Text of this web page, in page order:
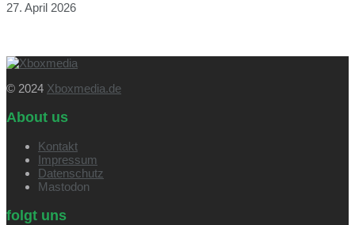
27. April 2026
© 2024 Xboxmedia.de
About us
Kontakt
Impressum
Datenschutz
Mastodon
folgt uns